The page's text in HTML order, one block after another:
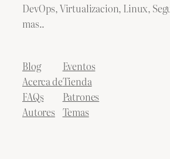
DevOps, Virtualizacion, Linux,
mas..
Blog
Acerca de
FAQs
Autores
Eventos
Tienda
Patrones
Temas